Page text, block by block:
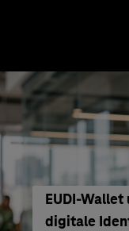
EUDI-
digitale